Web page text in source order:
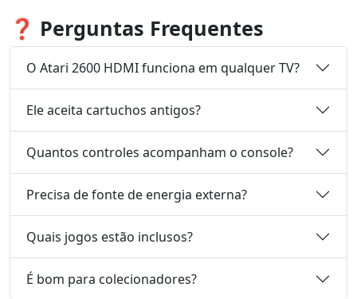
❓ Perguntas Frequentes
O Atari 2600 HDMI funciona em qualquer TV?
Ele aceita cartuchos antigos?
Quantos controles acompanham o console?
Precisa de fonte de energia externa?
Quais jogos estão inclusos?
É bom para colecionadores?